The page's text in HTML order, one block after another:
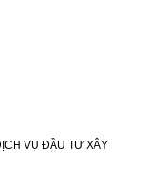
VỤ ĐẦU TƯ XÂY